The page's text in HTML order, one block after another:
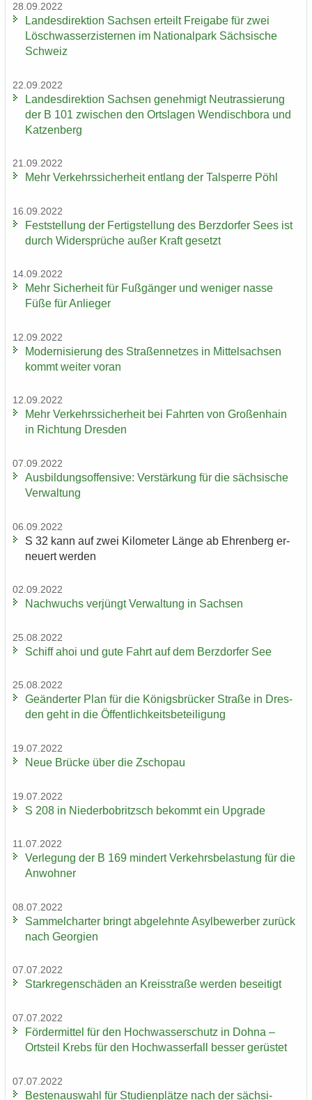
28.09.2022
Lan­des­di­rek­ti­on Sach­sen er­teilt Frei­ga­be für zwei
Lösch­wass­er­zis­ter­nen im Na­tio­nal­park Säch­si­sche
Schweiz
22.09.2022
Lan­des­di­rek­ti­on Sach­sen ge­neh­migt Neu­tras­sie­rung
der B 101 zwi­schen den Orts­la­gen Wen­disch­bo­ra und
Kat­zen­berg
21.09.2022
Mehr Ver­kehrs­si­cher­heit ent­lang der Tal­sper­re Pöhl
16.09.2022
Fest­stel­lung der Fer­tig­stel­lung des Berz­dor­fer Sees ist
durch Wi­der­sprü­che außer Kraft ge­setzt
14.09.2022
Mehr Si­cher­heit für Fuß­gän­ger und we­ni­ger nasse
Füße für An­lie­ger
12.09.2022
Mo­der­ni­sie­rung des Stra­ßen­net­zes in Mit­tel­sach­sen
kommt wei­ter voran
12.09.2022
Mehr Ver­kehrs­si­cher­heit bei Fahr­ten von Gro­ßen­hain
in Rich­tung Dres­den
07.09.2022
Aus­bil­dungs­of­fen­si­ve: Ver­stär­kung für die säch­si­sche
Ver­wal­tung
06.09.2022
S 32 kann auf zwei Ki­lo­me­ter Länge ab Eh­ren­berg er­
neu­ert wer­den
02.09.2022
Nach­wuchs ver­jüngt Ver­wal­tung in Sach­sen
25.08.2022
Schiff ahoi und gute Fahrt auf dem Berz­dor­fer See
25.08.2022
Ge­än­der­ter Plan für die Kö­nigs­brü­cker Stra­ße in Dres­
den geht in die Öf­fent­lich­keits­be­tei­li­gung
19.07.2022
Neue Brü­cke über die Zscho­pau
19.07.2022
S 208 in Nie­der­bobritzsch be­kommt ein Up­grade
11.07.2022
Ver­le­gung der B 169 min­dert Ver­kehrs­be­las­tung für die
An­woh­ner
08.07.2022
Sam­mel­char­ter bringt ab­ge­lehn­te Asyl­be­wer­ber zu­rück
nach Ge­or­gi­en
07.07.2022
Stark­re­gen­schä­den an Kreis­stra­ße wer­den be­sei­tigt
07.07.2022
För­der­mit­tel für den Hoch­was­ser­schutz in Dohna –
Orts­teil Krebs für den Hoch­was­ser­fall bes­ser ge­rüs­tet
07.07.2022
Bes­ten­aus­wahl für Stu­di­en­plät­ze nach der säch­si­